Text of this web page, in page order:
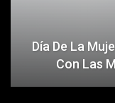
Día De La
Con Las